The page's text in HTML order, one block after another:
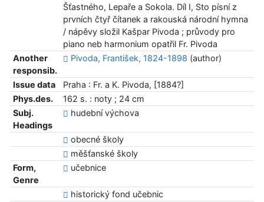
Šťastného, Lepaře a Sokola. Díl I, Sto písní z
prvních čtyř čítanek a rakouská národní hymna
/ nápěvy složil Kašpar Pivoda ; průvody pro
piano neb harmonium opatřil Fr. Pivoda
Another
responsib.
Pivoda, František, 1824-1898 (author)
Issue data
Praha : Fr. a K. Pivoda, [1884?]
Phys.des.
162 s. : noty ; 24 cm
Subj.
Headings
hudební výchova
obecné školy
měšťanské školy
Form,
Genre
učebnice
historický fond učebnic